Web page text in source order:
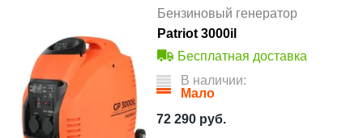
Бензиновый генератор
Patriot 3000il
Бесплатная доставка
В наличии:
Мало
72 290 руб.